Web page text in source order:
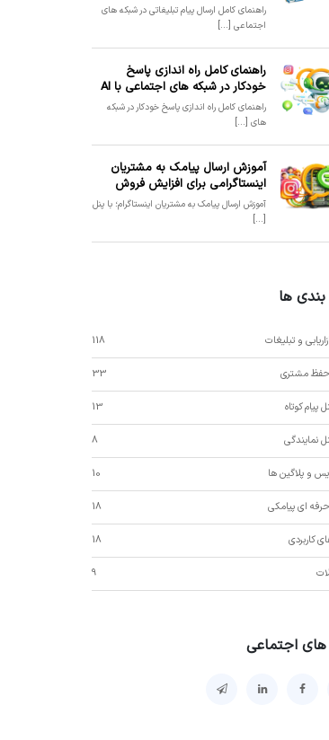
راهنمای کامل ارسال پیام تبلیغاتی در شبکه های
اجتماعی [...]
راهنمای کامل راه اندازی پاسخ
خودکار در شبکه های اجتماعی با AI
راهنمای کامل راه اندازی پاسخ خودکار در شبکه
های [...]
آموزش ارسال پیامک به مشتریان
اینستاگرامی برای افزایش فروش
آموزش ارسال پیامک به مشتریان اینستاگرام؛ با پنل
[...]
ها
و تبلیغات 118
مشتری 33
پیام کوتاه 13
نمایندگی 8
و پلاگین ها 10
حرفه ای پیامکی 18
کاربردی 18
9
اجتماعی